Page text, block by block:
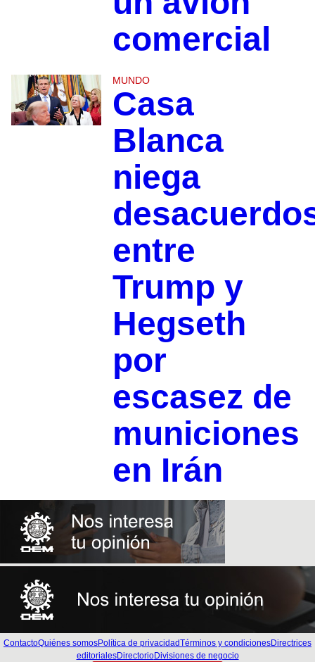
comercial
MUNDO
Casa
Blanca
niega
entre
Trump y
Hegseth
por
escasez de
municiones
en Irán
ContactoQuiénes somosPolítica de privacidadTérminos y condicionesDirectrices
editorialesDirectorioDivisiones de negocio